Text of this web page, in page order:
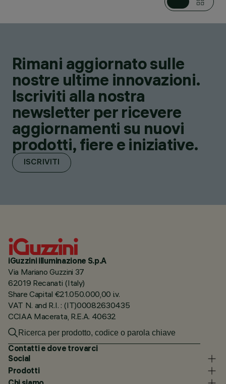
Rimani aggiornato sulle
nostre ultime innovazioni.
Iscriviti alla nostra
newsletter per ricevere
aggiornamenti su nuovi
prodotti, fiere e iniziative.
ISCRIVITI
iGuzzini illuminazione S.p.A
Via Mariano Guzzini 37
62019 Recanati (Italy)
Share Capital €21.050.000,00 i.v.
VAT N. and R.I. : (IT)00082630435
CCIAA Macerata, R.E.A. 40632
Contatti e dove trovarci
Social
Prodotti